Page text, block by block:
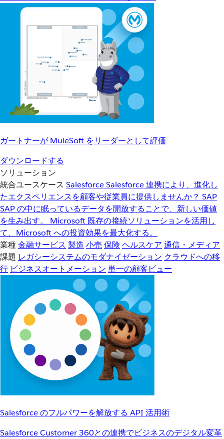
ガートナーが MuleSoft をリーダーとして評価
ダウンロードする
ソリューション
統合ユースケース SalesforceSalesforce 連携により、進化し
たエクスペリエンスを顧客や従業員に提供しませんか？ SAP
SAP の中に眠っているデータを開放することで、新しい価値
を生み出す。
Microsoft 既存の接続ソリューションを活用し
て、Microsoft への投資効果を最大化する。
業種金融サービス 製造 小売 保険 ヘルスケア 通信・メディア
課題 レガシーシステムのモダナイゼーション クラウドへの移
行 ビジネスオートメーション 単一の顧客ビュー
Salesforce のフルパワーを解放する API 活用術
Salesforce Customer 360との連携でビジネスのデジタル変革